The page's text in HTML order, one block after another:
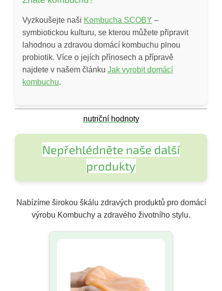
Vyzkoušejte naši Kombucha SCOBY –
symbiotickou kulturu, se kterou můžete připravit
lahodnou a zdravou domácí kombuchu plnou
probiotik. Více o jejích přínosech a přípravě
najdete v našem článku Jak vyrobit domácí
kombuchu.
nutriční hodnoty
Nepřehlédněte naše další
produkty
Nabízíme širokou škálu zdravých produktů pro domácí
výrobu Kombuchy a zdravého životního stylu.